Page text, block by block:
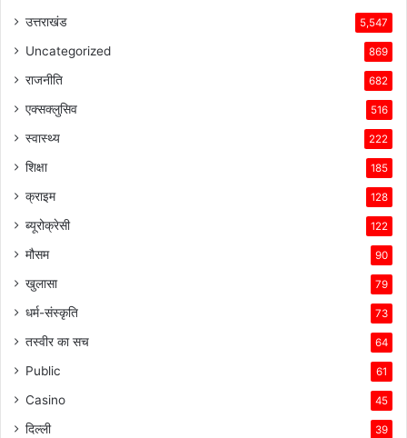
उत्तराखंड 5,547
Uncategorized 869
राजनीति 682
एक्सक्लुसिव 516
स्वास्थ्य 222
शिक्षा 185
क्राइम 128
ब्यूरोक्रेसी 122
मौसम 90
खुलासा 79
धर्म-संस्कृति 73
तस्वीर का सच 64
Public 61
Casino 45
दिल्ली 39